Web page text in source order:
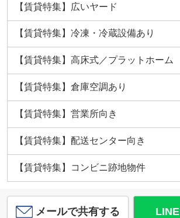
【賃貸特集】広いヤード
【賃貸特集】冷凍・冷蔵設備あり
【賃貸特集】高床式／プラットホーム
【賃貸特集】倉庫空調あり
【賃貸特集】営業所向き
【賃貸特集】配送センター向き
【賃貸特集】コンビニ跡地物件
メールで共有する